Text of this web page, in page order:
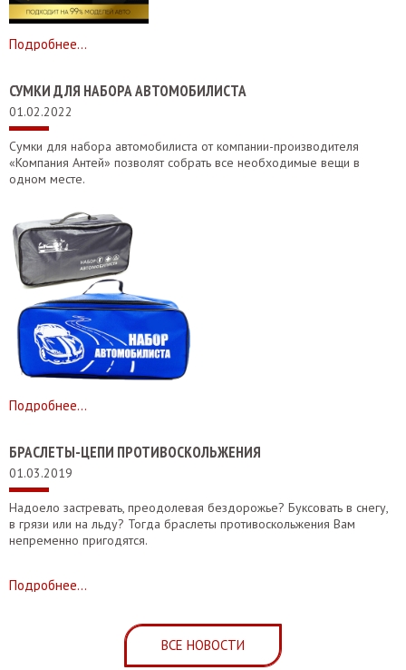
Подробнее...
СУМКИ ДЛЯ НАБОРА АВТОМОБИЛИСТА
01.02.2022
Сумки для набора автомобилиста от компании-производителя
«Компания Антей» позволят собрать все необходимые вещи в
одном месте.
Подробнее...
БРАСЛЕТЫ-ЦЕПИ ПРОТИВОСКОЛЬЖЕНИЯ
01.03.2019
Надоело застревать, преодолевая бездорожье? Буксовать в снегу,
в грязи или на льду? Тогда браслеты противоскольжения Вам
непременно пригодятся.
Подробнее...
ВСЕ НОВОСТИ